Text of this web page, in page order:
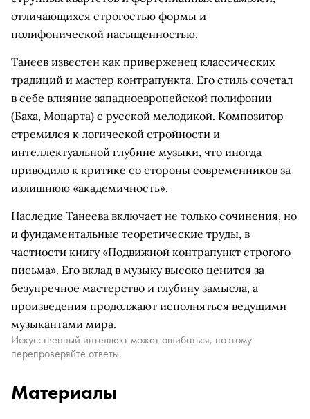
отличающихся строгостью формы и
полифонической насыщенностью.
Танеев известен как приверженец классических
традиций и мастер контрапункта. Его стиль сочетал
в себе влияние западноевропейской полифонии
(Баха, Моцарта) с русской мелодикой. Композитор
стремился к логической стройности и
интеллектуальной глубине музыки, что иногда
приводило к критике со стороны современников за
излишнюю «академичность».
Наследие Танеева включает не только сочинения, но
и фундаментальные теоретические труды, в
частности книгу «Подвижной контрапункт строгого
письма». Его вклад в музыку высоко ценится за
безупречное мастерство и глубину замысла, а
произведения продолжают исполняться ведущими
музыкантами мира.
Искусственный интеллект может ошибаться, поэтому
перепроверяйте ответы.
Материалы